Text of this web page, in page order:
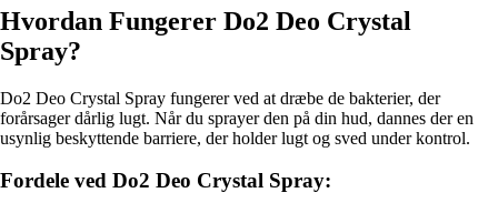
Hvordan Fungerer Do2 Deo Crystal
Spray?
Do2 Deo Crystal Spray fungerer ved at dræbe de bakterier, der
forårsager dårlig lugt. Når du sprayer den på din hud, dannes der en
usynlig beskyttende barriere, der holder lugt og sved under kontrol.
Fordele ved Do2 Deo Crystal Spray: